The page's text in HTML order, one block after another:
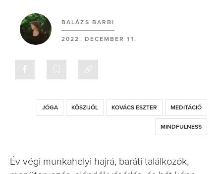
BALÁZS BARBI
2022. DECEMBER 11.
JÓGA KÖSZIJÓL KOVÁCS ESZTER MEDITÁCIÓ
MINDFULNESS
Év végi munkahelyi hajrá, baráti találkozók,